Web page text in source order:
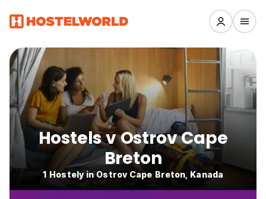
Hostels v Ostrov Cape
Breton
1 Hostely in Ostrov Cape Breton, Kanada